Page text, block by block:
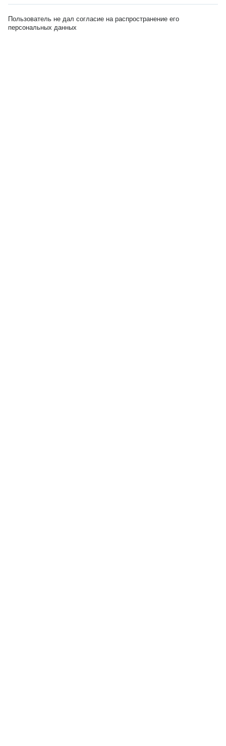
Пользователь не дал согласие на распространение его
персональных данных